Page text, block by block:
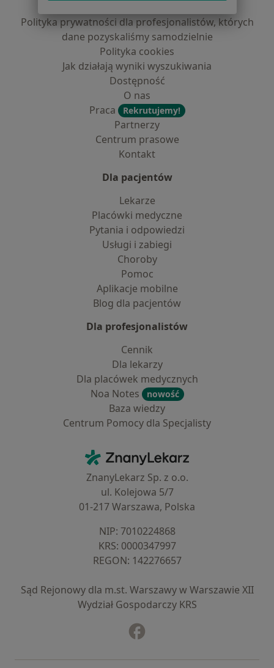
Polityka prywatności dla profesjonalistów, których
dane pozyskaliśmy samodzielnie
Polityka cookies
Jak działają wyniki wyszukiwania
Dostępność
O nas
Praca
Rekrutujemy!
Partnerzy
Centrum prasowe
Kontakt
Dla pacjentów
Lekarze
Placówki medyczne
Pytania i odpowiedzi
Usługi i zabiegi
Choroby
Pomoc
Aplikacje mobilne
Blog dla pacjentów
Dla profesjonalistów
Cennik
Dla lekarzy
Dla placówek medycznych
Noa Notes
nowość
Baza wiedzy
Centrum Pomocy dla Specjalisty
ZnanyLekarz - Strona główna
ZnanyLekarz Sp. z o.o.
ul. Kolejowa 5/7
01-217 Warszawa, Polska
NIP: ⁠7010224868
KRS: ⁠0000347997
REGON: ⁠142276657
Sąd Rejonowy dla m.st. Warszawy w Warszawie XII
Wydział Gospodarczy KRS